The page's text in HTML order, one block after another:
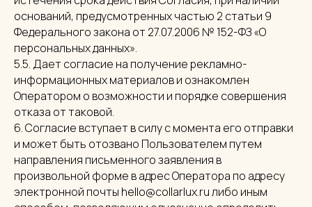
оснований, предусмотренных частью 2 статьи 9
Федерального закона от 27.07.2006 № 152-ФЗ «О
персональных данных».
5.5. Дает согласие на получение рекламно-
информационных материалов и ознакомлен
Оператором о возможности и порядке совершения
отказа от таковой.
6. Согласие вступает в силу с момента его отправки
и может быть отозвано Пользователем путем
направления письменного заявления в
произвольной форме в адрес Оператора по адресу
электронной почты hello@collarlux.ru либо иным